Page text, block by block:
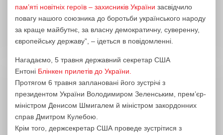
пам’яті новітніх героїв – захисників України засвідчило
повагу нашого союзника до боротьби українського народу
за краще майбутнє, за власну демократичну, суверенну,
європейську державу”, – ідеться в повідомленні.
Нагадаємо, 5 травня державний секретар США
Ентоні Блінкен прилетів до України.
Протягом 6 травня заплановані його зустрічі з
президентом України Володимиром Зеленським, прем’єр-
міністром Денисом Шмигалем й міністром закордонних
справ Дмитром Кулебою.
Крім того, держсекретар США проведе зустрітися з